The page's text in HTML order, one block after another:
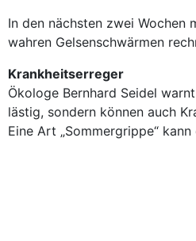
In den nächsten zwei Wochen
wahren Gelsenschwärmen
Krankheitserreger
Ökologe Bernhard Seidel
lästig, sondern können auch
Eine Art „Sommergrippe“ kann